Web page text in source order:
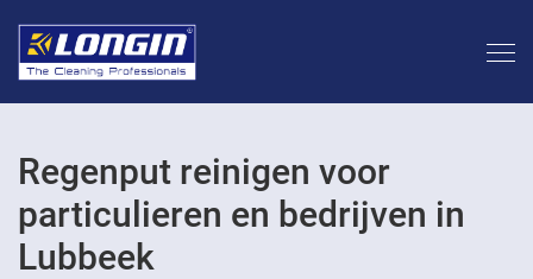
Regenput reinigen voor
particulieren en bedrijven in
Lubbeek